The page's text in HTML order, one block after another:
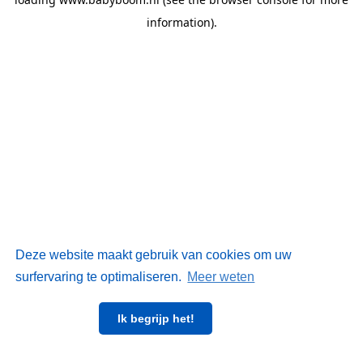
Deze website maakt gebruik van cookies om uw
surfervaring te optimaliseren. Meer weten
Ik begrijp het!
information).